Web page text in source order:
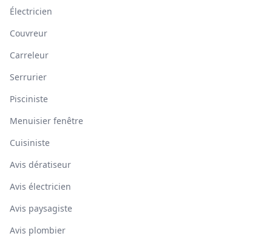
Électricien
Couvreur
Carreleur
Serrurier
Pisciniste
Menuisier fenêtre
Cuisiniste
Avis dératiseur
Avis électricien
Avis paysagiste
Avis plombier